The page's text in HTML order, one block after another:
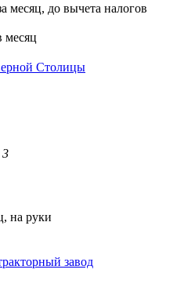
месяц, до вычета налогов
месяц
Столицы
3
на руки
завод